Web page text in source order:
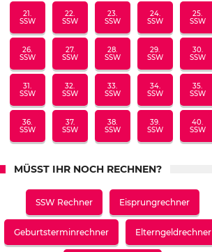
21.
SSW
22.
SSW
23.
SSW
24.
SSW
25.
SSW
26.
SSW
27.
SSW
28.
SSW
29.
SSW
30.
SSW
31.
SSW
32.
SSW
33.
SSW
34.
SSW
35.
SSW
36.
SSW
37.
SSW
38.
SSW
39.
SSW
40.
SSW
MÜSST IHR NOCH RECHNEN?
SSW Rechner Eisprungrechner
Geburtsterminrechner Elterngeldrechner